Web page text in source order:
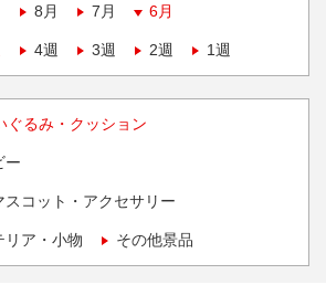
8月 7月 6月
4週 3週 2週 1週
ぐるみ・クッション
ー
スコット・アクセサリー
リア・小物 その他景品